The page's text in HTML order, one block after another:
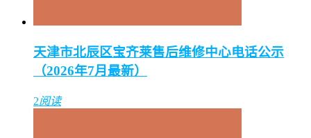
天津市北辰区宝齐莱售后维修中心电话公示
（2026年7月最新）
2阅读